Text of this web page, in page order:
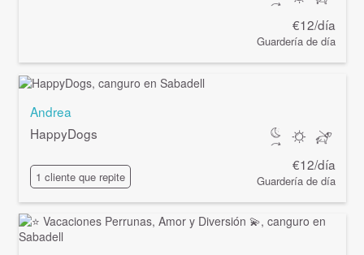
€12/día
Guardería de día
Andrea
HappyDogs
1 cliente que repite
€12/día
Guardería de día